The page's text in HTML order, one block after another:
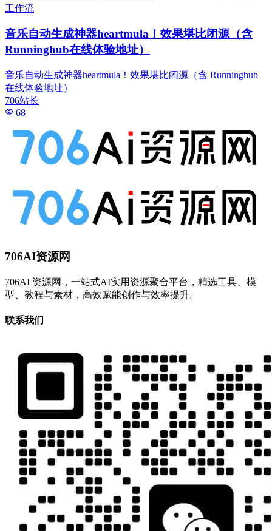
工作流
音乐自动生成神器heartmula！效果堪比闭源（含
Runninghub在线体验地址）
音乐自动生成神器heartmula！效果堪比闭源（含 Runninghub
在线体验地址）
706站长
68
706AI资源网
706AI 资源网，一站式AI实用资源聚合平台，精选工具、模
型、教程与素材，高效赋能创作与效率提升。
联系我们